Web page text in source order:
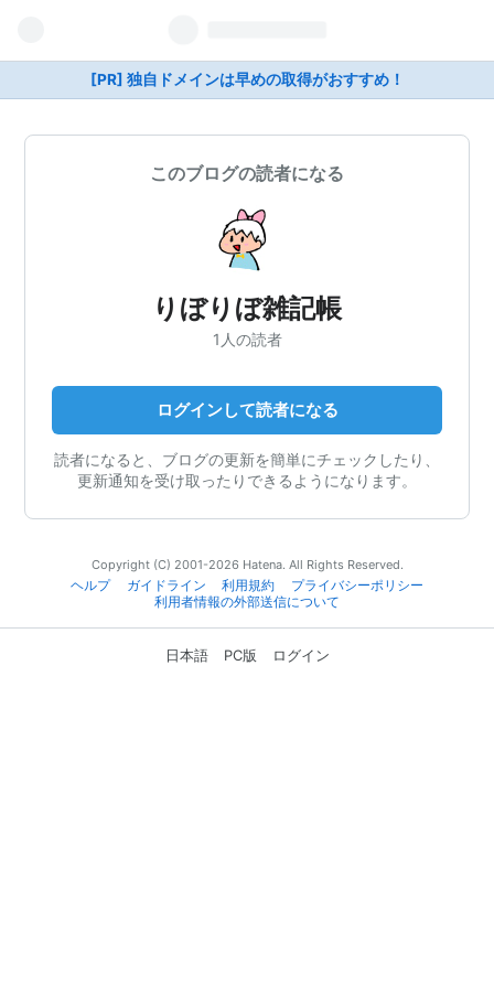
[PR] 独自ドメインは早めの取得がおすすめ！
このブログの読者になる
りぼりぼ雑記帳
1人の読者
ログインして読者になる
読者になると、ブログの更新を簡単にチェックしたり、
更新通知を受け取ったりできるようになります。
Copyright (C) 2001-2026 Hatena. All Rights Reserved.
ヘルプ
ガイドライン 利用規約
プライバシーポリシー
利用者情報の外部送信について
日本語 PC版 ログイン